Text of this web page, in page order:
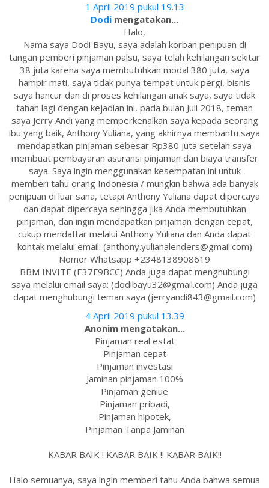
1 April 2019 pukul 19.13
Dodi mengatakan...
Halo,
Nama saya Dodi Bayu, saya adalah korban penipuan di
tangan pemberi pinjaman palsu, saya telah kehilangan sekitar
38 juta karena saya membutuhkan modal 380 juta, saya
hampir mati, saya tidak punya tempat untuk pergi, bisnis
saya hancur dan di proses kehilangan anak saya, saya tidak
tahan lagi dengan kejadian ini, pada bulan Juli 2018, teman
saya Jerry Andi yang memperkenalkan saya kepada seorang
ibu yang baik, Anthony Yuliana, yang akhirnya membantu saya
mendapatkan pinjaman sebesar Rp380 juta setelah saya
membuat pembayaran asuransi pinjaman dan biaya transfer
saya. Saya ingin menggunakan kesempatan ini untuk
memberi tahu orang Indonesia / mungkin bahwa ada banyak
penipuan di luar sana, tetapi Anthony Yuliana dapat dipercaya
dan dapat dipercaya sehingga jika Anda membutuhkan
pinjaman, dan ingin mendapatkan pinjaman dengan cepat,
cukup mendaftar melalui Anthony Yuliana dan Anda dapat
kontak melalui email: (anthony.yulianalenders@gmail.com)
Nomor Whatsapp +2348138908619
BBM INVITE (E37F9BCC) Anda juga dapat menghubungi
saya melalui email saya: (dodibayu32@gmail.com) Anda juga
dapat menghubungi teman saya (jerryandi843@gmail.com)
4 April 2019 pukul 13.39
Anonim mengatakan...
Pinjaman real estat
Pinjaman cepat
Pinjaman investasi
Jaminan pinjaman 100%
Pinjaman geniue
Pinjaman pribadi,
Pinjaman hipotek,
Pinjaman Tanpa Jaminan
KABAR BAIK ! KABAR BAIK !! KABAR BAIK!!
Halo semuanya, saya ingin memberi tahu Anda bahwa semua